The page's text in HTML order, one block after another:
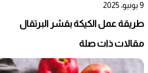
9 يونيو، 2025
طريقة عمل الكيكة بقشر البرتقال
مقالات ذات صلة